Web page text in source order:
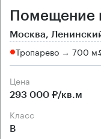
Помещение
Москва,
Тропарево → 700 м
Цена
293 000 ₽/кв.м
класс
B